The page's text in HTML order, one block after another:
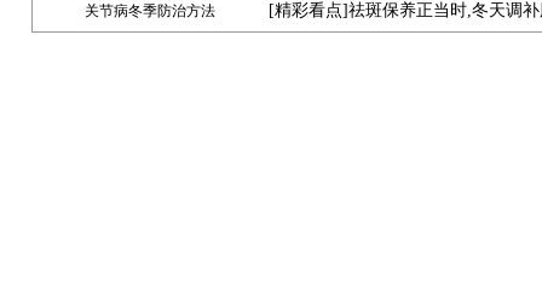
关节病冬季防治方法
[精彩看点]祛斑保养正当时,冬天调